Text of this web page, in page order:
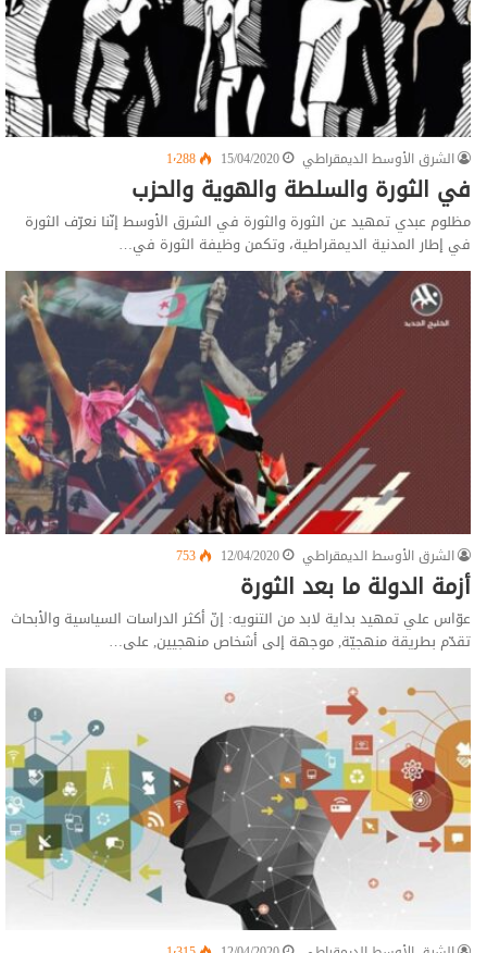
الشرق الأوسط الديمقراطي 15/04/2020 1٬288
في الثورة والسلطة والهوية والحزب
مظلوم عبدي تمهيد عن الثورة والثورة في الشرق الأوسط إنّنا نعرّف الثورة
في إطار المدنية الديمقراطية، وتكمن وظيفة الثورة في…
الشرق الأوسط الديمقراطي 12/04/2020
753
أزمة الدولة ما بعد الثورة
عوّاس علي تمهيد بداية لابد من التنويه: إنّ أكثر الدراسات السياسية والأبحاث
تقدّم بطريقة منهجيّة, موجهة إلى أشخاص منهجيين, على…